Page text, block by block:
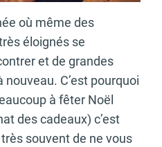
où même des
éloignés se
et de grandes
C’est pourquoi
à fêter Noël
des cadeaux) c’est
souvent de ne vous